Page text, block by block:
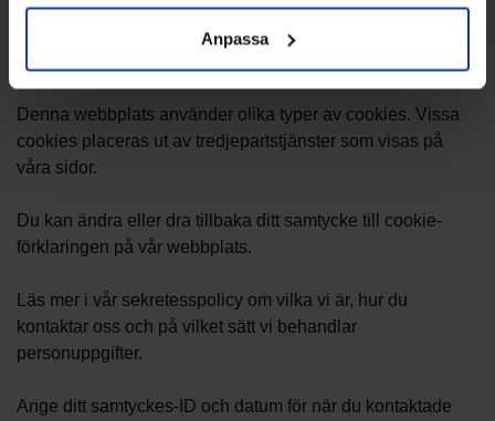
Anpassa
absolut nödvändiga för att kunna använda den här
webbplatsen. För alla andra ändamål krävs ditt
Denna webbplats använder olika typer av cookies. Vissa
cookies placeras ut av tredjepartstjänster som visas på
våra sidor.
Du kan ändra eller dra tillbaka ditt samtycke till cookie-
förklaringen på vår webbplats.
Läs mer i vår sekretesspolicy om vilka vi är, hur du
kontaktar oss och på vilket sätt vi behandlar
personuppgifter.
Ange ditt samtyckes-ID och datum för när du kontaktade